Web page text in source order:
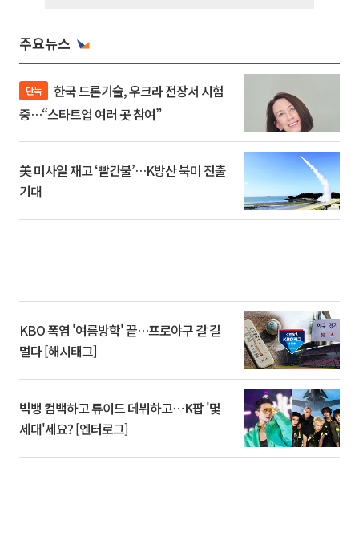
주요뉴스
단독
중…“스타트업 여러 곳 참여”
美 미사일 재고 ‘빨간불’…K방산 북미 진출
기대
KBO 폭염 '여름방학' 끝…프로야구 갈 길
멀다 [해시태그]
빅뱅 컴백하고 튜이드 데뷔하고⋯K팝 '몇
세대'세요? [엔터로그]